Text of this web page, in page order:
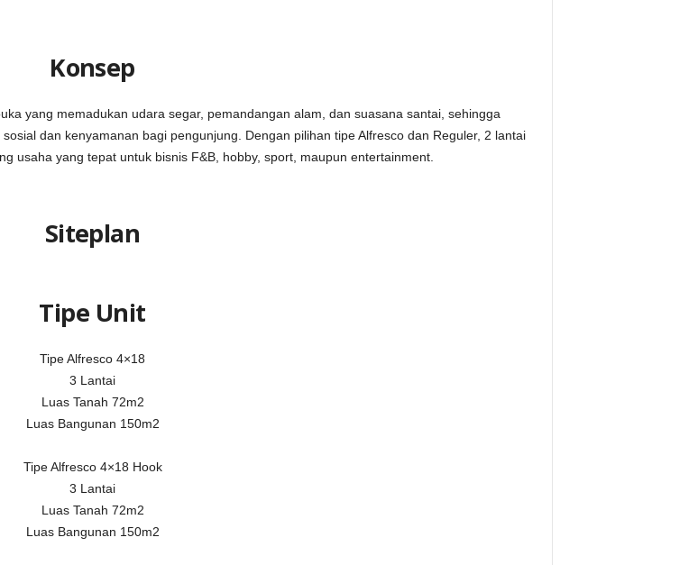
Konsep
yang memadukan udara segar, pemandangan alam, dan suasana santai, sehingga
dan kenyamanan bagi pengunjung. Dengan pilihan tipe Alfresco dan Reguler, 2 lantai
usaha yang tepat untuk bisnis F&B, hobby, sport, maupun entertainment.
Siteplan
Tipe Unit
Tipe Alfresco 4×18
3 Lantai
Luas Tanah 72m2
Luas Bangunan 150m2
Tipe Alfresco 4×18 Hook
3 Lantai
Luas Tanah 72m2
Luas Bangunan 150m2